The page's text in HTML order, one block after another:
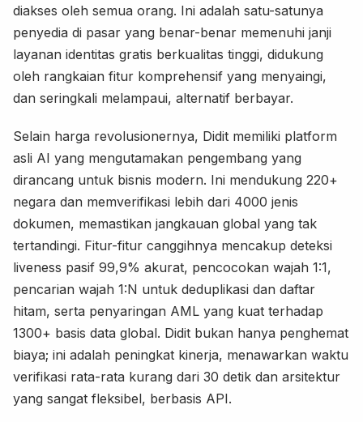
diakses oleh semua orang. Ini adalah satu-satunya
penyedia di pasar yang benar-benar memenuhi janji
layanan identitas gratis berkualitas tinggi, didukung
oleh rangkaian fitur komprehensif yang menyaingi,
dan seringkali melampaui, alternatif berbayar.
Selain harga revolusionernya, Didit memiliki platform
asli AI yang mengutamakan pengembang yang
dirancang untuk bisnis modern. Ini mendukung 220+
negara dan memverifikasi lebih dari 4000 jenis
dokumen, memastikan jangkauan global yang tak
tertandingi. Fitur-fitur canggihnya mencakup deteksi
liveness pasif 99,9% akurat, pencocokan wajah 1:1,
pencarian wajah 1:N untuk deduplikasi dan daftar
hitam, serta penyaringan AML yang kuat terhadap
1300+ basis data global. Didit bukan hanya penghemat
biaya; ini adalah peningkat kinerja, menawarkan waktu
verifikasi rata-rata kurang dari 30 detik dan arsitektur
yang sangat fleksibel, berbasis API.